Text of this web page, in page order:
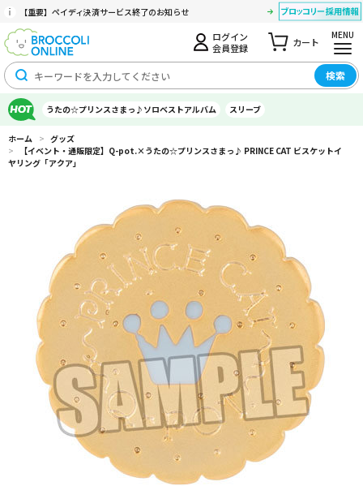
【重要】ペイディ決済サービス終了のお知らせ
ログイン
会員登録
カート
MENU
検索
うたの☆プリンスさまっ♪ソロベストアルバム スリーブ
ホーム > グッズ
>
【イベント・通販限定】Q-pot.×うたの☆プリンスさまっ♪ PRINCE CAT ビスケットイ
ヤリング「アクア」